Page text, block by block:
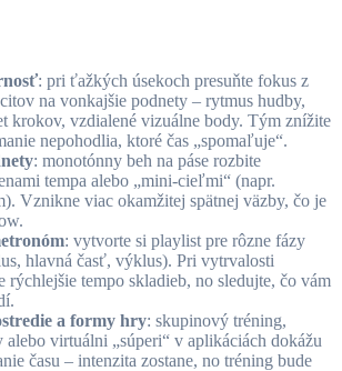
: pri ťažkých úsekoch presuňte fokus z
na vonkajšie podnety – rytmus hudby,
krokov, vzdialené vizuálne body. Tým znížite
nepohodlia, ktoré čas „spomaľuje“.
: monotónny beh na páse rozbite
tempa alebo „mini-cieľmi“ (napr.
Vznikne viac okamžitej spätnej väzby, čo je
: vytvorte si playlist pre rôzne fázy
hlavná časť, výklus). Pri vytrvalosti
rýchlejšie tempo skladieb, no sledujte, čo vám
a formy hry: skupinový tréning,
virtuálni „súperi“ v aplikáciách dokážu
času – intenzita zostane, no tréning bude